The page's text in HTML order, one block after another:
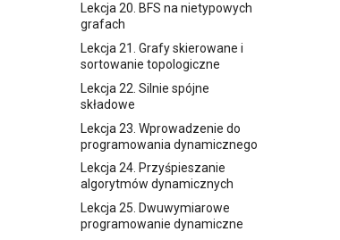
Lekcja 21. Grafy (Część 1)
Lekcja 22. Grafy (Część 2)
Lekcja 23. Grafy (Część 3)
Lekcja 24. Grafy (Część 4)
Lekcja 25. Drzewa
Lekcja 26. Algorytmy
geometryczne (Część 1)
Lekcja 27. Algorytmy
geometryczne (Część 2)
Lekcja 28. Algorytmy tekstowe
(Część 1)
Lekcja 20. BFS na nietypowych
grafach
Lekcja 21. Grafy skierowane i
sortowanie topologiczne
Lekcja 22. Silnie spójne
składowe
Lekcja 23. Wprowadzenie do
programowania dynamicznego
Lekcja 24. Przyśpieszanie
algorytmów dynamicznych
Lekcja 25. Dwuwymiarowe
programowanie dynamiczne